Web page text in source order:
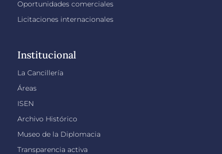
Oportunidades comerciales
Licitaciones internacionales
Institucional
La Cancillería
Áreas
ISEN
Archivo Histórico
Museo de la Diplomacia
Transparencia activa